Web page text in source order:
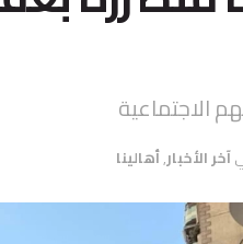
الاجتماعية
آخر الأخبار,أهالينا